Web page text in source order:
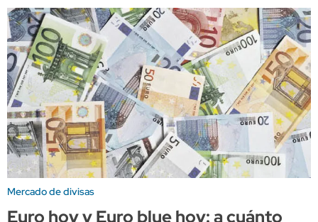
Mercado de divisas
Euro hoy y Euro blue hoy: a cuánto